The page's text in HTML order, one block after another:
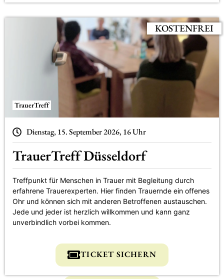
KOSTENFREI
TrauerTreff
Dienstag, 15. September 2026, 16 Uhr
TrauerTreff Düsseldorf
Treffpunkt für Menschen in Trauer mit Begleitung durch
erfahrene Trauerexperten. Hier finden Trauernde ein offenes
Ohr und können sich mit anderen Betroffenen austauschen.
Jede und jeder ist herzlich willkommen und kann ganz
unverbindlich vorbei kommen.
TICKET SICHERN